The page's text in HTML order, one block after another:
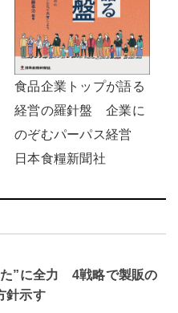
食品企業トップが語る
経営の羅針盤 企業に
のぞむパーパス経営
日本食糧新聞社
”に全力 4戦略で製販の
針示す